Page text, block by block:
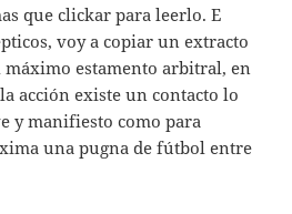
que clickar para leerlo. E
voy a copiar un extracto
máximo estamento arbitral, en
acción existe un contacto lo
y manifiesto como para
una pugna de fútbol entre